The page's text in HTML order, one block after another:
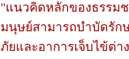
"แนวคิดหลักของธรรม
มนุษย์สามารถบำบัดรัก
ภัยและอาการเจ็บไข้ต่า